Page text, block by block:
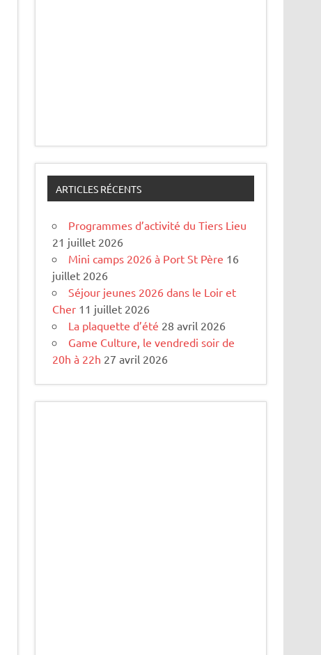
ARTICLES RÉCENTS
Programmes d’activité du Tiers Lieu
21 juillet 2026
Mini camps 2026 à Port St Père 16
juillet 2026
Séjour jeunes 2026 dans le Loir et
Cher 11 juillet 2026
La plaquette d’été 28 avril 2026
Game Culture, le vendredi soir de
20h à 22h 27 avril 2026